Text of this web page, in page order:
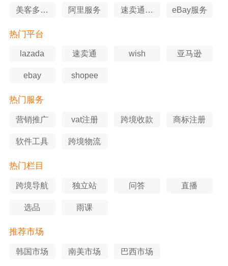
美客多服
阿里服务
速卖通服
eBay服务
热门平台
lazada 速卖通 wish 亚马逊
ebay shopee
热门服务
营销推广 vat注册 跨境收款 商标注册
软件工具 跨境物流
热门栏目
跨境导航 独立站 问答 直播
选品 雨课
推荐市场
韩国市场 南美市场 巴西市场